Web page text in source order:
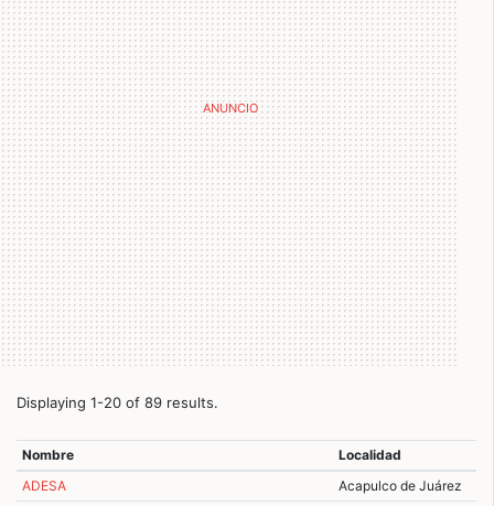
Displaying 1-20 of 89 results.
Nombre
Localidad
ADESA
Acapulco de Juárez